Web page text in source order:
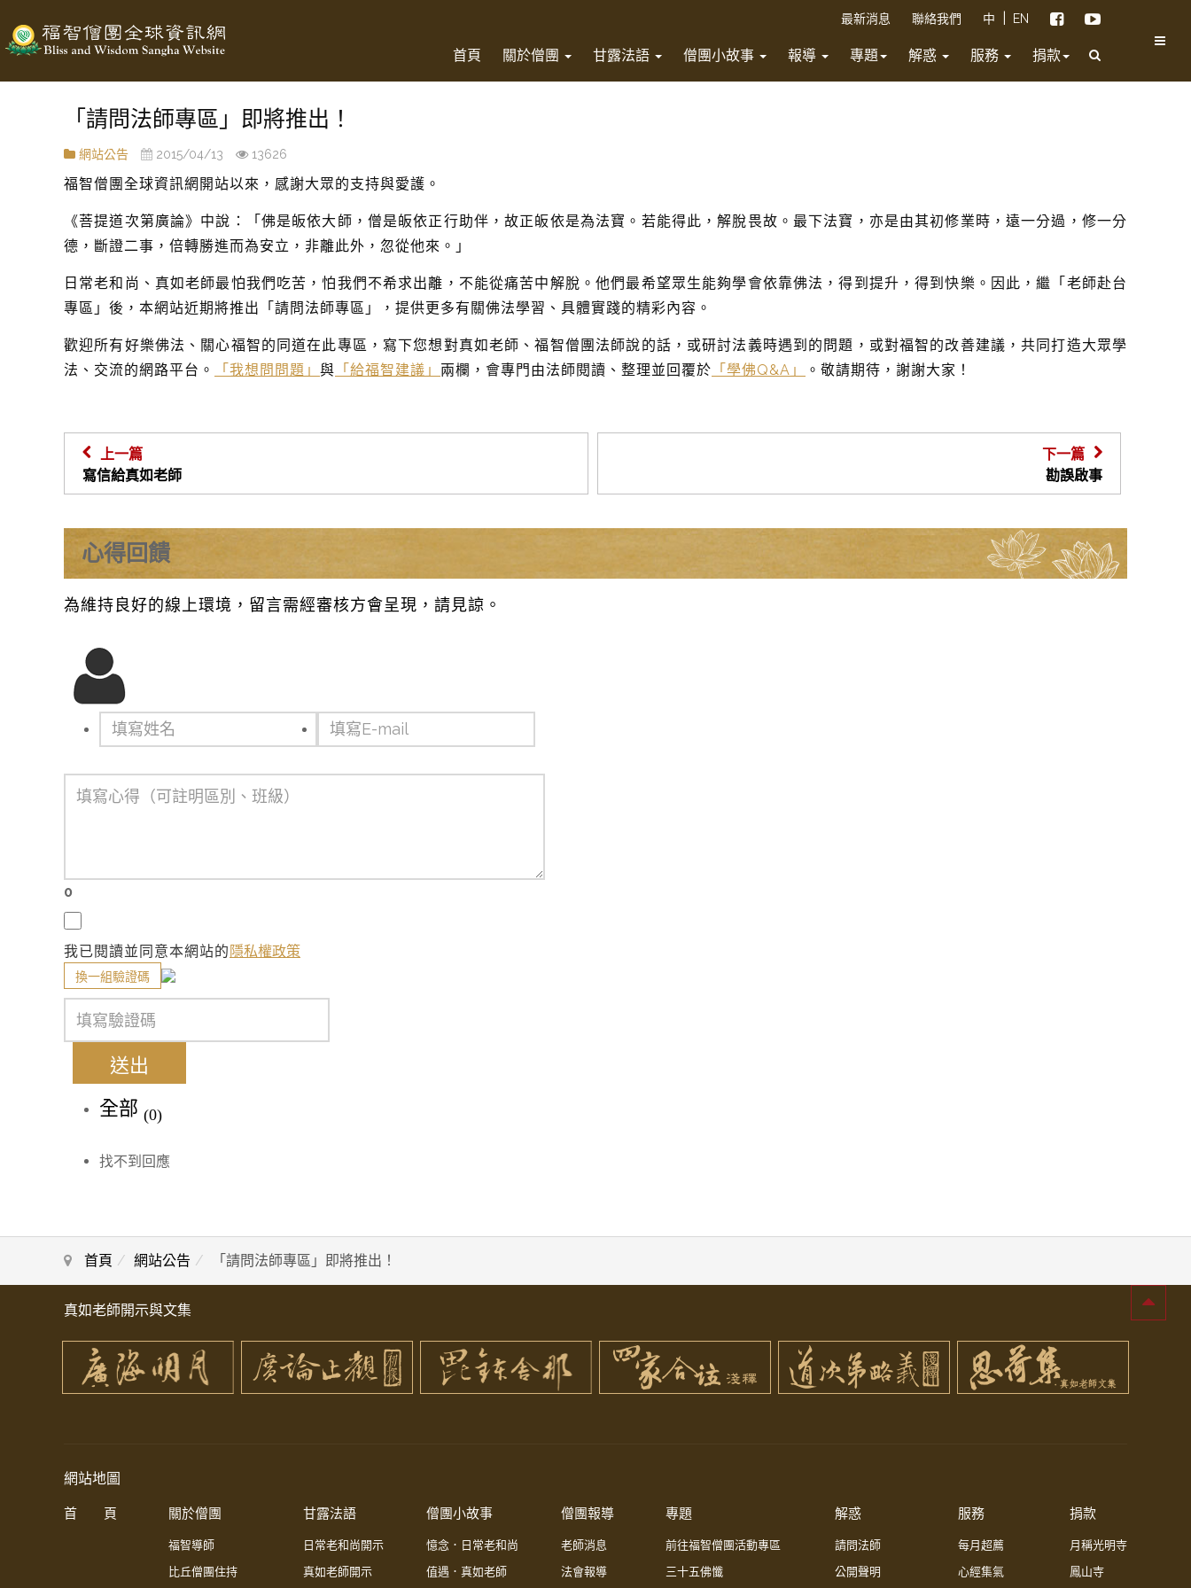
最新消息 聯絡我們 中 EN
首頁 關於僧團 甘露法語 僧團小故事 報導 專題 解惑 服務 捐款
「請問法師專區」即將推出！
網站公告 2015/04/13 13626
福智僧團全球資訊網開站以來，感謝大眾的支持與愛護。
《菩提道次第廣論》中說：「佛是皈依大師，僧是皈依正行助伴，故正皈依是為法寶。若能得此，解脫畏故。最下法寶，亦是由其初修業時，遠一分過，修一分
德，斷證二事，倍轉勝進而為安立，非離此外，忽從他來。」
日常老和尚、真如老師最怕我們吃苦，怕我們不希求出離，不能從痛苦中解脫。他們最希望眾生能夠學會依靠佛法，得到提升，得到快樂。因此，繼「老師赴台
專區」後，本網站近期將推出「請問法師專區」，提供更多有關佛法學習、具體實踐的精彩內容。
歡迎所有好樂佛法、關心福智的同道在此專區，寫下您想對真如老師、福智僧團法師說的話，或研討法義時遇到的問題，或對福智的改善建議，共同打造大眾學
法、交流的網路平台。
「我想問問題」 與 「給福智建議」 兩欄，會專門由法師閱讀、整理並回覆於 「學佛Q&A」 。敬請期待，謝謝大家！
上一篇
寫信給真如老師
下一篇
勘誤啟事
心得回饋
為維持良好的線上環境，留言需經審核方會呈現，請見諒。
0
我已閱讀並同意本網站的 隱私權政策
換一組驗證碼
送出
全部 (0)
找不到回應
首頁 網站公告 「請問法師專區」即將推出！
真如老師開示與文集
網站地圖
首 頁 關於僧團
福智導師
比丘僧團住持
甘露法語
日常老和尚開示
真如老師開示
僧團小故事
憶念．日常老和尚
值遇．真如老師
僧團報導
老師消息
法會報導
專題
前往福智僧團活動專區
三十五佛懺
解惑
請問法師
公開聲明
服務
每月超薦
心經集氣
捐款
月稱光明寺
鳳山寺